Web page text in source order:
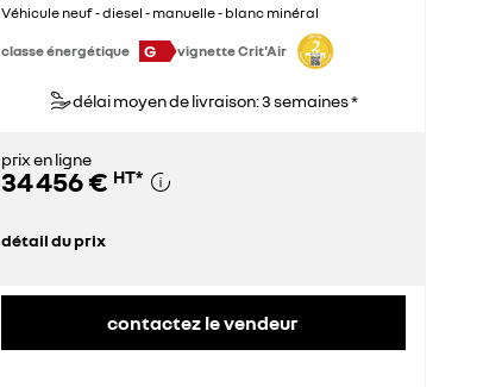
Véhicule neuf - diesel - manuelle - blanc minéral
classe énergétique G vignette Crit'Air
délai moyen de livraison: 3 semaines *
prix en ligne
34 456 € HT*
détail du prix
contactez le vendeur